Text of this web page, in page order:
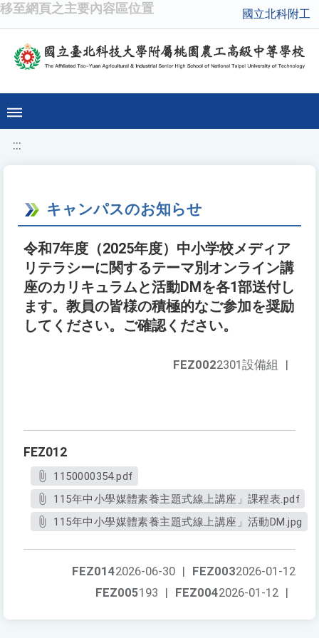
移至網頁之主要內容區位置 國立北科附工
:::
キャンパスのお知らせ
令和7年度（2025年度）中小学校メディア
リテラシーに関するテーマ別オンライン講
座のカリキュラムと活動DMを各1部送付し
ます。教員の皆様の積極的なご参加を奨励
してください。ご確認ください。
FEZ0022301設備組 |
FEZ012
1150000354.pdf
115年中小學媒體素養主題式線上講座」課程表.pdf
115年中小學媒體素養主題式線上講座」活動DM.jpg
FEZ0032026-01-12
FEZ0142026-06-30 |
FEZ0042026-01-12 |
FEZ005193 |